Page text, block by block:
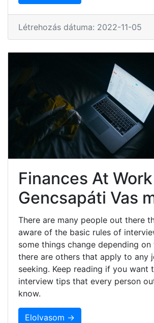
Létrehozás dátuma: 2022-11-05
Finances At Work
Gencsapáti Vas
There are many people out there
aware of the basic rules of
some things change depending on
there are others that apply to any
seeking. Keep reading if you want
interview tips that every person
know.
Elolvasom →